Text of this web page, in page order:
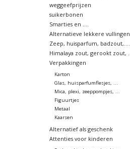
weggeefprijzen
suikerbonen
Smarties en ....
Alternatieve lekkere vullingen
Zeep, huisparfum, badzout,.....
Himalaya zout, gerookt zout, ...
Verpakkingen
Karton
Glas, huisparfumflesjes, ...
Mica, plexi, zeeppompjes, ...
Figuurtjes
Metaal
Kaarsen
Alternatief als geschenk
Attenties voor kinderen